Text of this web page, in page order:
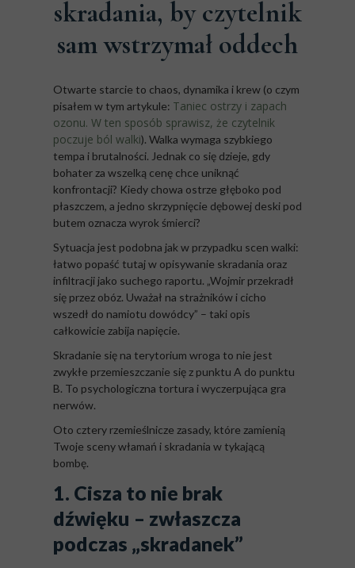
skradania, by czytelnik
sam wstrzymał oddech
Otwarte starcie to chaos, dynamika i krew (o czym
pisałem w tym artykule: Taniec ostrzy i zapach
ozonu. W ten sposób sprawisz, że czytelnik
poczuje ból walki). Walka wymaga szybkiego
tempa i brutalności. Jednak co się dzieje, gdy
bohater za wszelką cenę chce uniknąć
konfrontacji? Kiedy chowa ostrze głęboko pod
płaszczem, a jedno skrzypnięcie dębowej deski pod
butem oznacza wyrok śmierci?
Sytuacja jest podobna jak w przypadku scen walki:
łatwo popaść tutaj w opisywanie skradania oraz
infiltracji jako suchego raportu. „Wojmir przekradł
się przez obóz. Uważał na strażników i cicho
wszedł do namiotu dowódcy” – taki opis
całkowicie zabija napięcie.
Skradanie się na terytorium wroga to nie jest
zwykłe przemieszczanie się z punktu A do punktu
B. To psychologiczna tortura i wyczerpująca gra
nerwów.
Oto cztery rzemieślnicze zasady, które zamienią
Twoje sceny włamań i skradania w tykającą
bombę.
1. Cisza to nie brak
dźwięku – zwłaszcza
podczas „skradanek”